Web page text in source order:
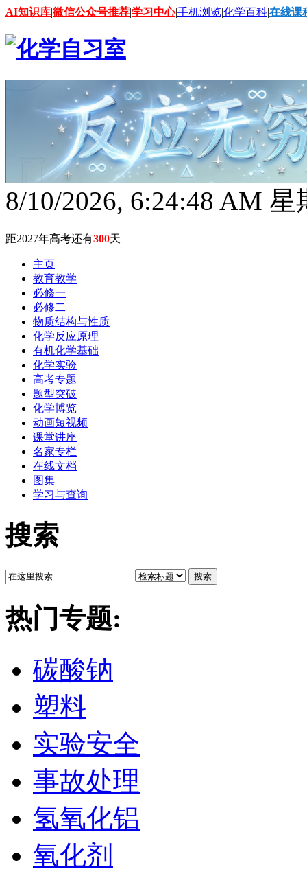
AI知识库|微信公众号推荐|学习中心|手机浏览|化学百科|在线课
8/10/2026, 6:24:49 AM 星
距2027年高考还有300天
主页
教育教学
必修一
必修二
物质结构与性质
化学反应原理
有机化学基础
化学实验
高考专题
题型突破
化学博览
动画短视频
课堂讲座
名家专栏
在线文档
图集
学习与查询
搜索
搜索
热门专题:
碳酸钠
塑料
实验安全
事故处理
氢氧化铝
氧化剂